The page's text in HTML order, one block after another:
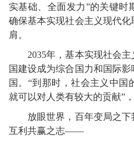
实基础、全面发力”的关键时
确保基本实现社会主义现代
肩。
2035年，基本实现社会主
国建设成为综合国力和国际
国。“到那时，社会主义中国
就可以对人类有较大的贡献”
放眼世界，百年变局之下
互利共赢之志——